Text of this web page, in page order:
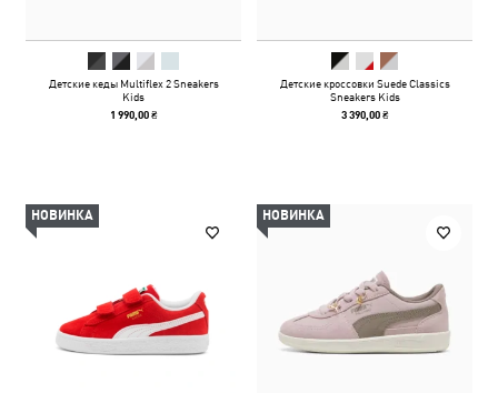
Детские кеды Multiflex 2 Sneakers
Kids
1 990,00 ₴
Детские кроссовки Suede Classics
Sneakers Kids
3 390,00 ₴
НОВИНКА НОВИНКА